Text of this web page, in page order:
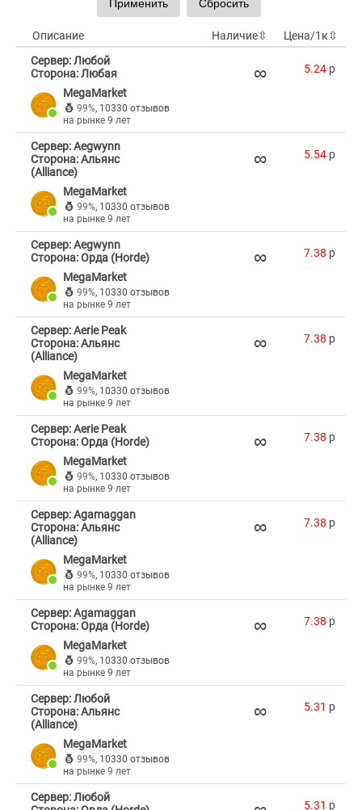
Цена/1к⇳
Наличие⇳
Описание
Сервер: Любой
Сторона: Любая
MegaMarket
99%, 10330 отзывов
на рынке 9 лет
∞ 5.24 p
Сервер: Aegwynn
Сторона: Альянс
(Alliance)
MegaMarket
99%, 10330 отзывов
на рынке 9 лет
∞ 5.54 p
Сервер: Aegwynn
Сторона: Орда (Horde)
MegaMarket
99%, 10330 отзывов
на рынке 9 лет
∞ 7.38 p
Сервер: Aerie Peak
Сторона: Альянс
(Alliance)
MegaMarket
99%, 10330 отзывов
на рынке 9 лет
∞ 7.38 p
Сервер: Aerie Peak
Сторона: Орда (Horde)
MegaMarket
99%, 10330 отзывов
на рынке 9 лет
∞ 7.38 p
Сервер: Agamaggan
Сторона: Альянс
(Alliance)
MegaMarket
99%, 10330 отзывов
на рынке 9 лет
∞ 7.38 p
Сервер: Agamaggan
Сторона: Орда (Horde)
MegaMarket
99%, 10330 отзывов
на рынке 9 лет
∞ 7.38 p
Сервер: Любой
Сторона: Альянс
(Alliance)
MegaMarket
99%, 10330 отзывов
на рынке 9 лет
∞ 5.31 p
Сервер: Любой
5.31 p